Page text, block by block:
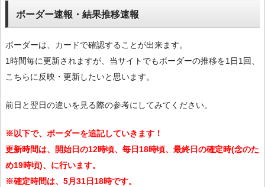
ボーダー速報・結果推移速報
ボーダーは、カードで確認することが出来ます。
1時間毎に更新されますが、当サイトでもボーダーの推移を1日1回、
こちらに反映・更新したいと思います。
前日と翌日の違いを見る際の参考にしてみてください。
※以下で、ボーダーを追記していきます！
更新時間は、開始日の12時頃、毎日18時頃、最終日の確定時(念のた
め19時頃)、に行います。
※確定時間は、5月31日18時です。